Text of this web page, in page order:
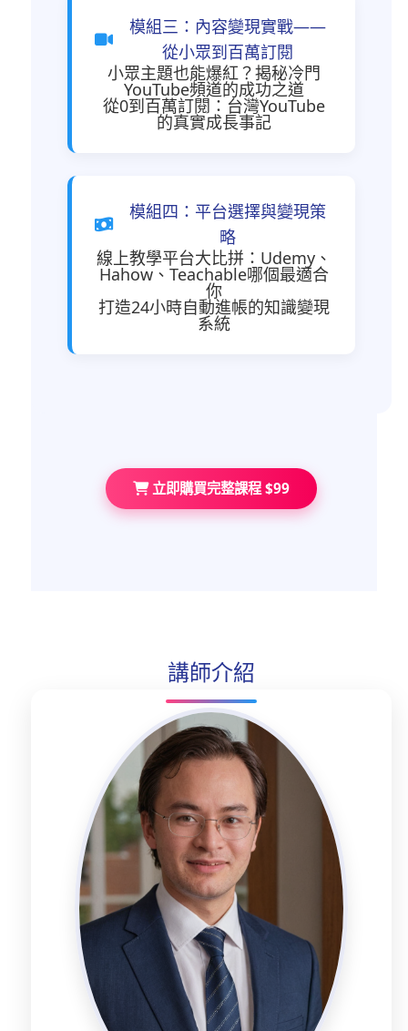
模組三：內容變現實戰——
從小眾到百萬訂閱
小眾主題也能爆紅？揭秘冷門
YouTube頻道的成功之道
從0到百萬訂閱：台灣YouTube
的真實成長事記
模組四：平台選擇與變現策
略
線上教學平台大比拼：Udemy、
Hahow、Teachable哪個最適合
你
打造24小時自動進帳的知識變現
系統
立即購買完整課程 $99
講師介紹